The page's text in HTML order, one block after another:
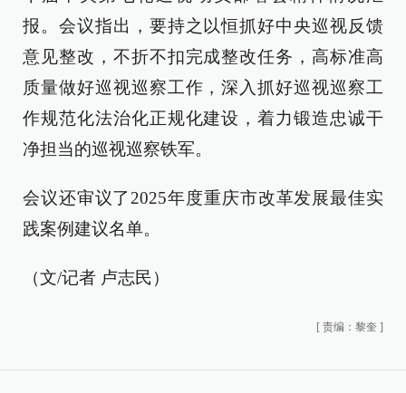
报。会议指出，要持之以恒抓好中央巡视反馈
意见整改，不折不扣完成整改任务，高标准高
质量做好巡视巡察工作，深入抓好巡视巡察工
作规范化法治化正规化建设，着力锻造忠诚干
净担当的巡视巡察铁军。
会议还审议了2025年度重庆市改革发展最佳实
践案例建议名单。
（文/记者 卢志民）
[ 责编：黎奎 ]